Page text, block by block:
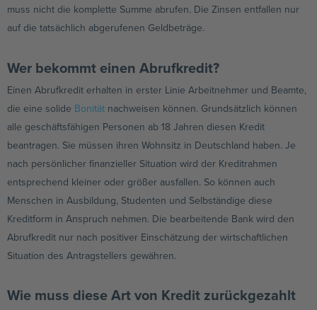
muss nicht die komplette Summe abrufen. Die Zinsen entfallen nur
auf die tatsächlich abgerufenen Geldbeträge.
Wer bekommt einen Abrufkredit?
Einen Abrufkredit erhalten in erster Linie Arbeitnehmer und Beamte,
die eine solide Bonität nachweisen können. Grundsätzlich können
alle geschäftsfähigen Personen ab 18 Jahren diesen Kredit
beantragen. Sie müssen ihren Wohnsitz in Deutschland haben. Je
nach persönlicher finanzieller Situation wird der Kreditrahmen
entsprechend kleiner oder größer ausfallen. So können auch
Menschen in Ausbildung, Studenten und Selbständige diese
Kreditform in Anspruch nehmen. Die bearbeitende Bank wird den
Abrufkredit nur nach positiver Einschätzung der wirtschaftlichen
Situation des Antragstellers gewähren.
Wie muss diese Art von Kredit zurückgezahlt